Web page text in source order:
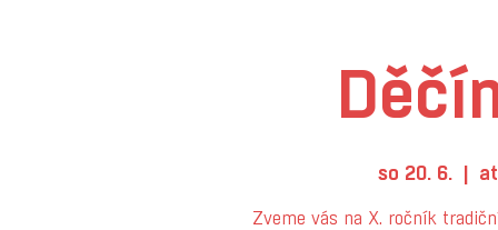
so 20. 6.
  |
Zveme vás na X. ročník